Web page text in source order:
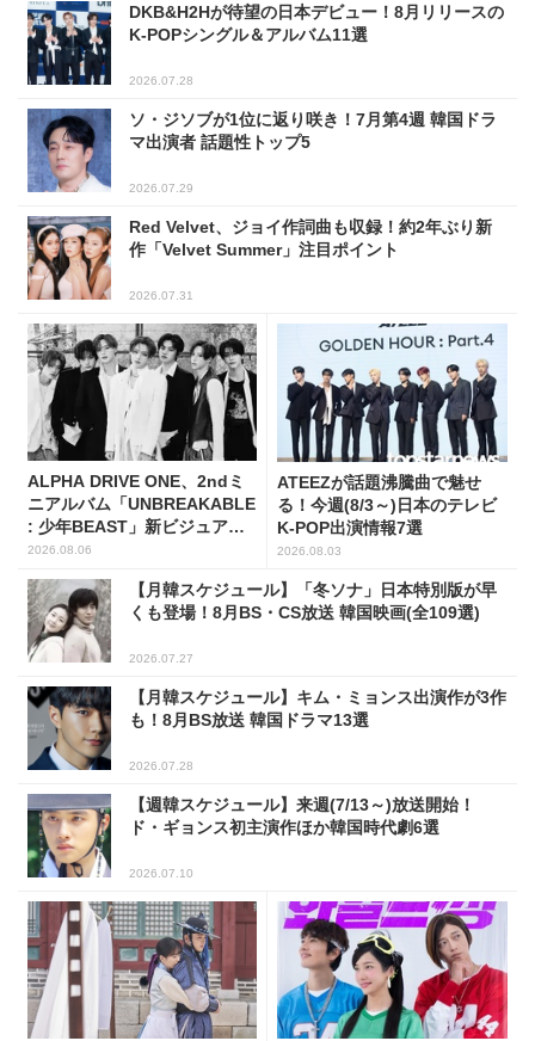
DKB&H2Hが待望の日本デビュー！8月リリースの
K-POPシングル＆アルバム11選
2026.07.28
ソ・ジソブが1位に返り咲き！7月第4週 韓国ドラ
マ出演者 話題性トップ5
2026.07.29
Red Velvet、ジョイ作詞曲も収録！約2年ぶり新
作「Velvet Summer」注目ポイント
2026.07.31
ALPHA DRIVE ONE、2ndミ
ニアルバム「UNBREAKABLE
: 少年BEAST」新ビジュアル
解禁！
2026.08.06
ATEEZが話題沸騰曲で魅せ
る！今週(8/3～)日本のテレビ
K-POP出演情報7選
2026.08.03
【月韓スケジュール】「冬ソナ」日本特別版が早
くも登場！8月BS・CS放送 韓国映画(全109選)
2026.07.27
【月韓スケジュール】キム・ミョンス出演作が3作
も！8月BS放送 韓国ドラマ13選
2026.07.28
【週韓スケジュール】来週(7/13～)放送開始！
ド・ギョンス初主演作ほか韓国時代劇6選
2026.07.10